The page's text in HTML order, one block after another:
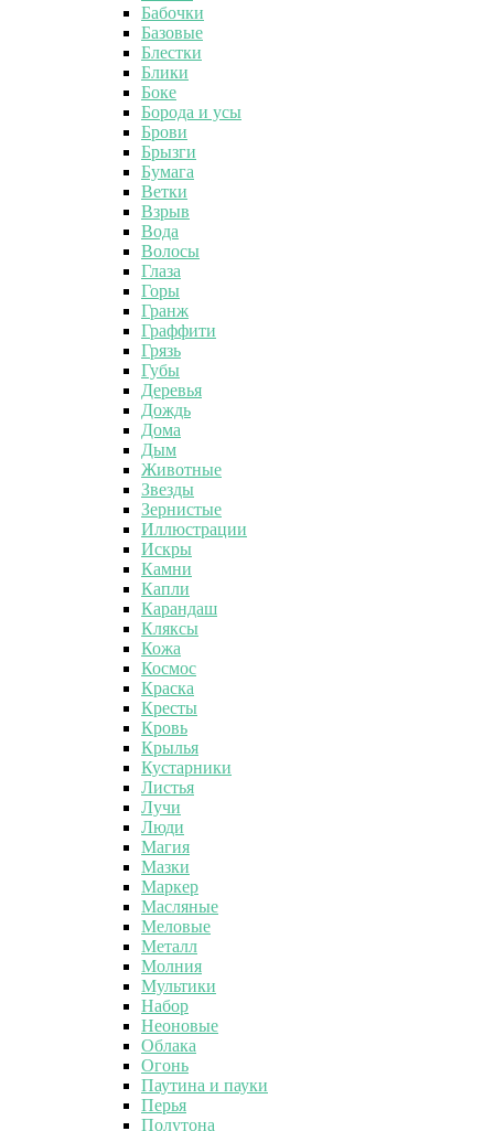
Бабочки
Базовые
Блестки
Блики
Боке
Борода и усы
Брови
Брызги
Бумага
Ветки
Взрыв
Вода
Волосы
Глаза
Горы
Гранж
Граффити
Грязь
Губы
Деревья
Дождь
Дома
Дым
Животные
Звезды
Зернистые
Иллюстрации
Искры
Камни
Капли
Карандаш
Кляксы
Кожа
Космос
Краска
Кресты
Кровь
Крылья
Кустарники
Листья
Лучи
Люди
Магия
Мазки
Маркер
Масляные
Меловые
Металл
Молния
Мультики
Набор
Неоновые
Облака
Огонь
Паутина и пауки
Перья
Полутона